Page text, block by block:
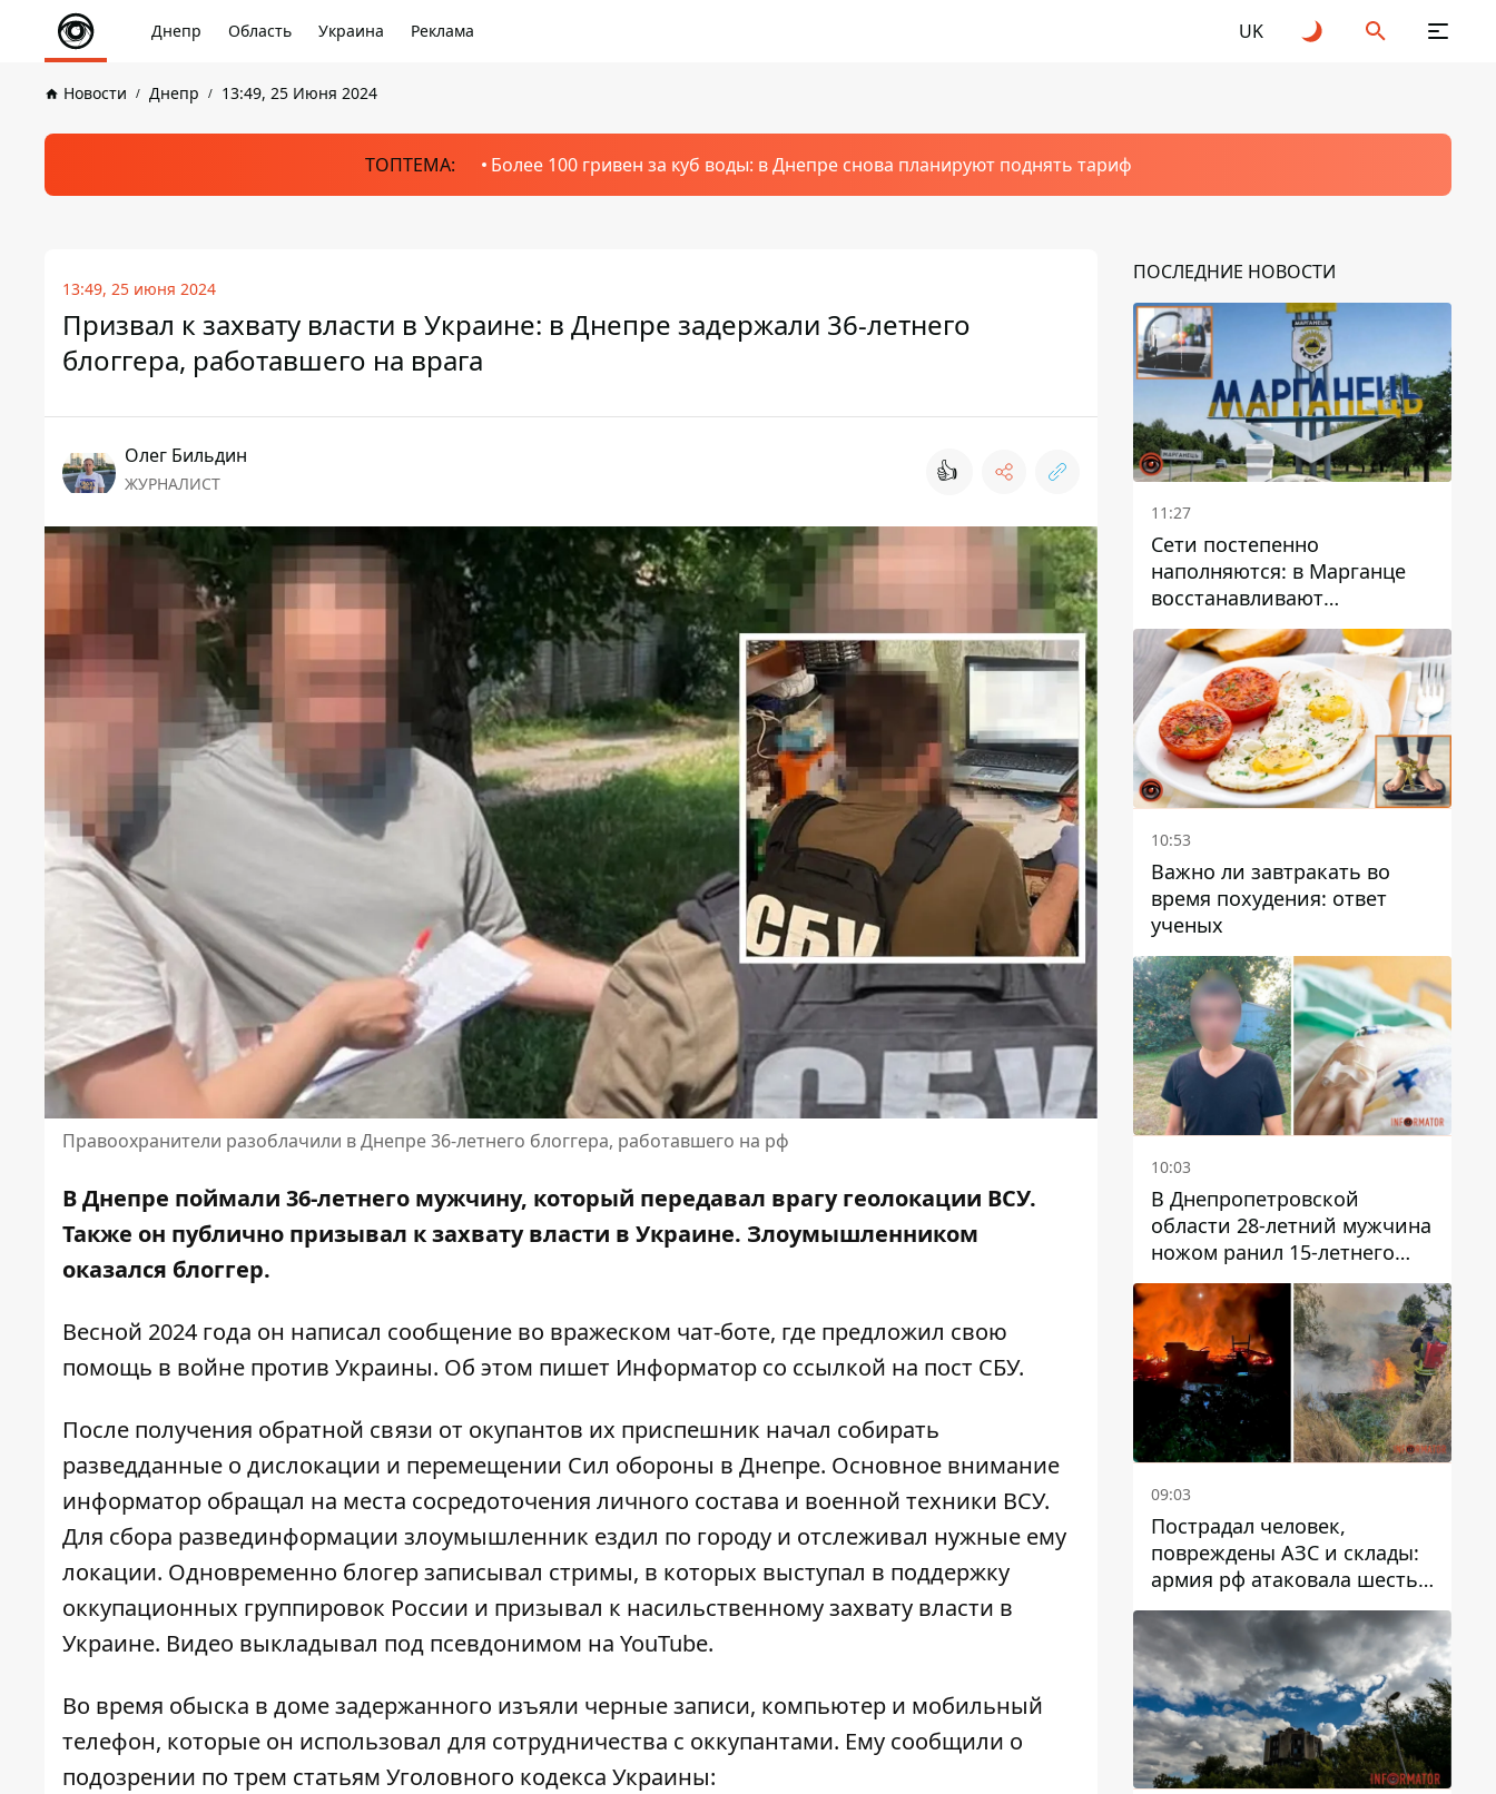
Днепр Область Украина Реклама UK
Новости Днепр 13:49, 25 Июня 2024
ТОПТЕМА: Более 100 гривен за куб воды: в Днепре снова планируют поднять тариф
13:49, 25 июня 2024
Призвал к захвату власти в Украине: в Днепре задержали 36-летнего
блоггера, работавшего на врага
Олег Бильдин
ЖУРНАЛИСТ 👍
Правоохранители разоблачили в Днепре 36-летнего блоггера, работавшего на рф
В Днепре поймали 36-летнего мужчину, который передавал врагу геолокации ВСУ.
Также он публично призывал к захвату власти в Украине. Злоумышленником
оказался блоггер.
Весной 2024 года он написал сообщение во вражеском чат-боте, где предложил свою
помощь в войне против Украины. Об этом пишет Информатор со ссылкой на пост СБУ.
После получения обратной связи от окупантов их приспешник начал собирать
разведданные о дислокации и перемещении Сил обороны в Днепре. Основное внимание
информатор обращал на места сосредоточения личного состава и военной техники ВСУ.
Для сбора развединформации злоумышленник ездил по городу и отслеживал нужные ему
локации. Одновременно блогер записывал стримы, в которых выступал в поддержку
оккупационных группировок России и призывал к насильственному захвату власти в
Украине. Видео выкладывал под псевдонимом на YouTube.
Во время обыска в доме задержанного изъяли черные записи, компьютер и мобильный
телефон, которые он использовал для сотрудничества с оккупантами. Ему сообщили о
подозрении по трем статьям Уголовного кодекса Украины:
ПОСЛЕДНИЕ НОВОСТИ
11:27
Сети постепенно
наполняются: в Марганце
восстанавливают
водоснабжение
10:53
Важно ли завтракать во
время похудения: ответ
ученых
10:03
В Днепропетровской
области 28-летний мужчина
ножом ранил 15-летнего
парня
09:03
Пострадал человек,
повреждены АЗС и склады:
армия рф атаковала шесть
районов Днепропетровской
области